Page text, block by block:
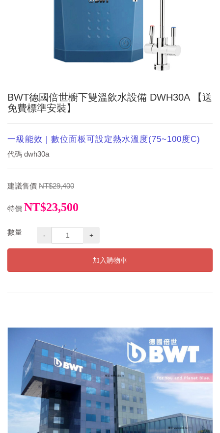
BWT德國倍世櫥下雙溫飲水設備 DWH30A 【送
免費標準安裝】
一級能效 | 數位面板可設定熱水溫度(75~100度C)
代碼 dwh30a
建議售價 NT$29,400
特價 NT$23,500
數量 - +
加入購物車